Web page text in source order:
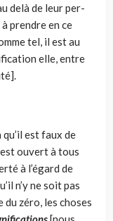
delà de leur per­
prendre en ce
tel, il est au
elle, entre
qu’il est faux de
ouvert à tous
à l’égard de
n’y ne soit pas
du zéro, les choses